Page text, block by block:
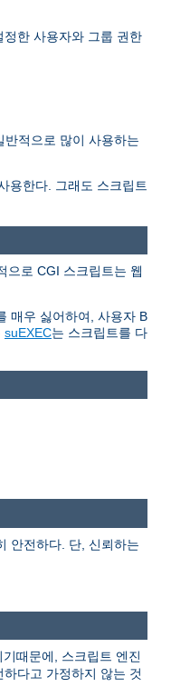
한 사용자와 그룹 권한
적으로 많이 사용하는
용한다. 그래도 스크립트
으로 CGI 스크립트는 웹
매우 싫어하여, 사용자 B
suEXEC는 스크립트를 다
안전하다. 단, 신뢰하는
때문에, 스크립트 엔진
다고 가정하지 않는 것